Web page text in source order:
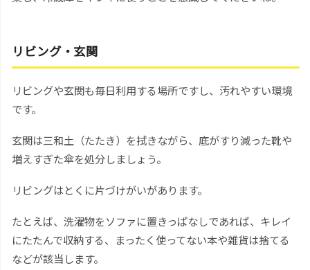
リビング・玄関
リビングや玄関も毎日利用する場所ですし、汚れやすい環境
です。
玄関は三和土（たたき）を拭きながら、底がすり減った靴や
増えすぎた傘を処分しましょう。
リビングはとくに片づけがいがあります。
たとえば、洗濯物をソファに置きっぱなしであれば、キレイ
にたたんで収納する、まったく使ってない本や雑貨は捨てる
などが該当します。